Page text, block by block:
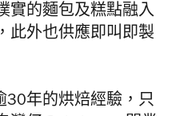
實的麵包及糕點融入
此外也供應即叫即製
30年的烘焙經驗，只